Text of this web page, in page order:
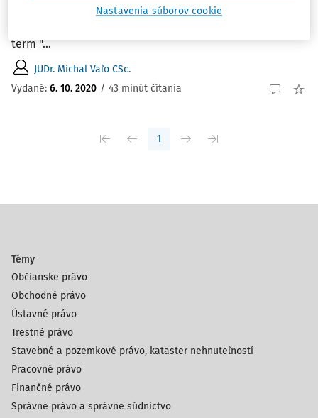
Právny obzor, 103, 2020, č. 5, s. 372 - 386. Criminal guilt
term "...
JUDr. Michal Vaľo CSc.
Vydané: 6. 10. 2020 / 43 minút čítania
1
Témy
Občianske právo
Obchodné právo
Ústavné právo
Trestné právo
Stavebné a pozemkové právo, kataster nehnuteľností
Pracovné právo
Finančné právo
Správne právo a správne súdnictvo
Nastavenia súborov cookie